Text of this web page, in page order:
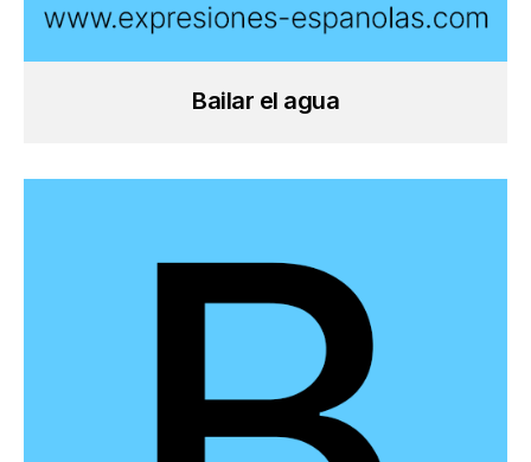
Bailar el agua